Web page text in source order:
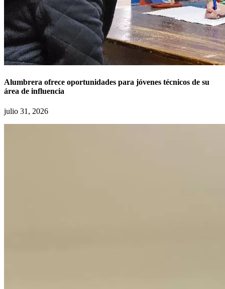
Alumbrera ofrece oportunidades para jóvenes técnicos de su
área de influencia
julio 31, 2026